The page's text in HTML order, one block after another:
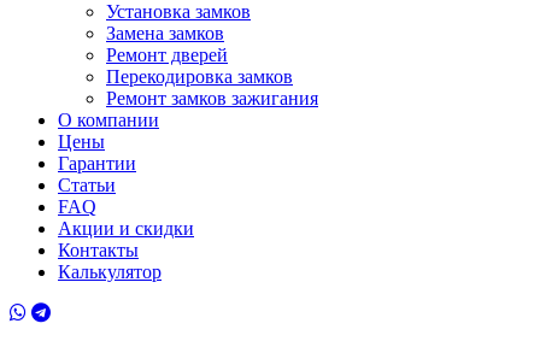
Установка замков
Замена замков
Ремонт дверей
Перекодировка замков
Ремонт замков зажигания
О компании
Цены
Гарантии
Статьи
FAQ
Акции и скидки
Контакты
Калькулятор